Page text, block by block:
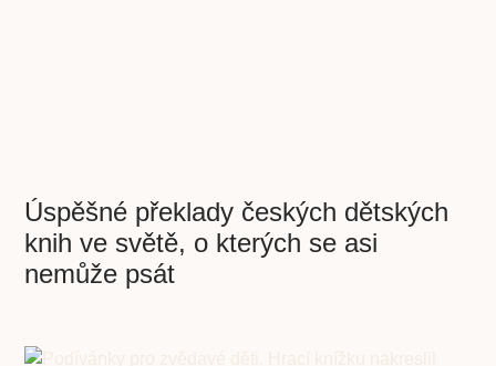
Úspěšné překlady českých dětských
knih ve světě, o kterých se asi
nemůže psát